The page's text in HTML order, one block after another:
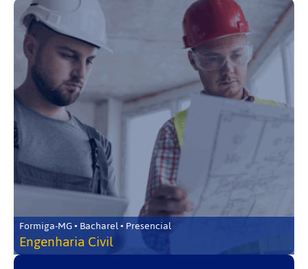
Formiga-MG • Bacharel • Presencial
Engenharia Civil